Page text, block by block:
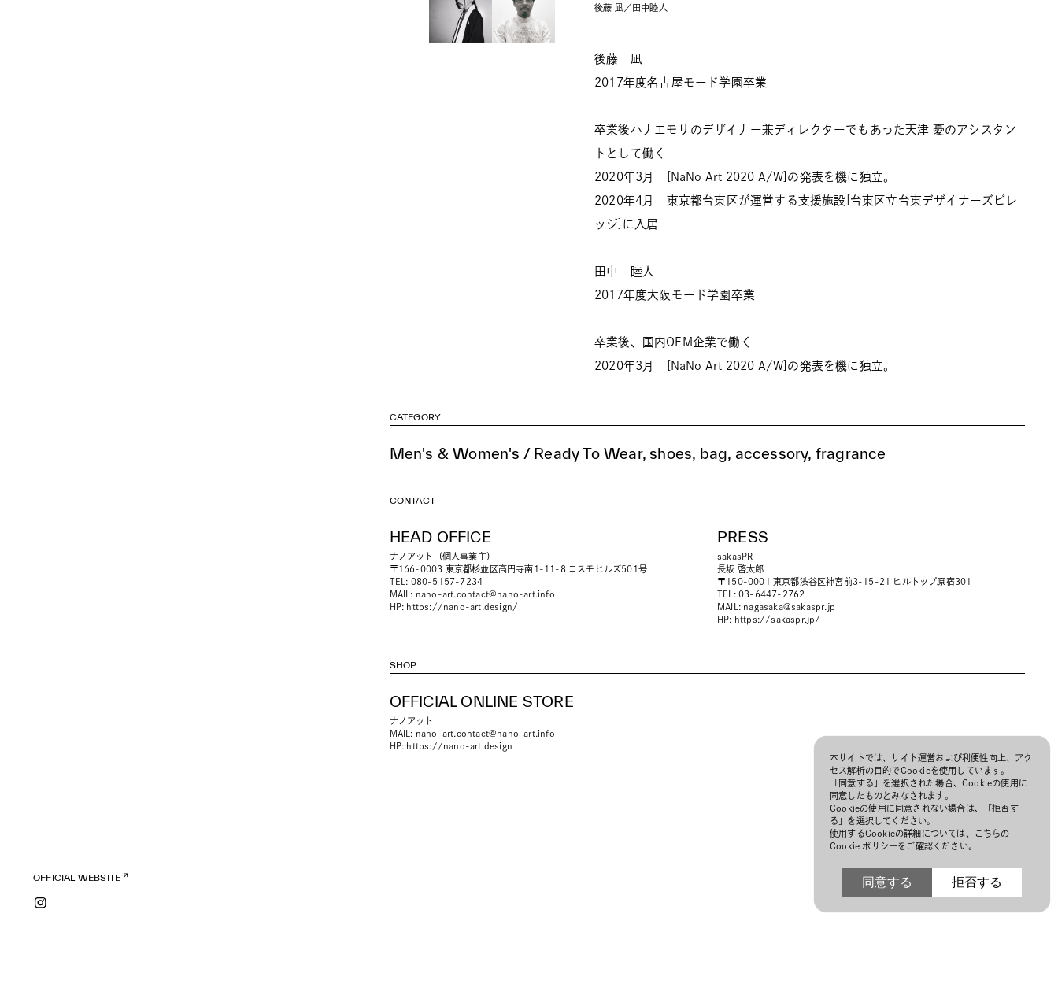
OFFICIAL WEBSITE
後藤 凪／田中睦人
後藤 凪
2017年度名古屋モード学園卒業
卒業後ハナエモリのデザイナー兼ディレクターでもあった天津 憂のアシスタン
トとして働く
2020年3月 [NaNo Art 2020 A/W]の発表を機に独立。
2020年4月 東京都台東区が運営する支援施設[台東区立台東デザイナーズビレ
ッジ]に入居
田中 睦人
2017年度大阪モード学園卒業
卒業後、国内OEM企業で働く
2020年3月 [NaNo Art 2020 A/W]の発表を機に独立。
CATEGORY
Men's & Women's / Ready To Wear, shoes, bag, accessory, fragrance
CONTACT
HEAD OFFICE
ナノアット（個人事業主）
〒166-0003 東京都杉並区高円寺南1-11-8 コスモヒルズ501号
TEL: 080-5157-7234
MAIL: nano-art.contact@nano-art.info
HP: https://nano-art.design/
PRESS
sakasPR
長坂 啓太郎
〒150-0001 東京都渋谷区神宮前3-15-21 ヒルトップ原宿301
TEL: 03-6447-2762
MAIL: nagasaka@sakaspr.jp
HP: https://sakaspr.jp/
SHOP
OFFICIAL ONLINE STORE
ナノアット
MAIL: nano-art.contact@nano-art.info
HP: https://nano-art.design
本サイトでは、サイト運営および利便性向上、アク
セス解析の目的でCookieを使用しています。
「同意する」を選択された場合、Cookieの使用に
同意したものとみなされます。
Cookieの使用に同意されない場合は、「拒否す
る」を選択してください。
使用するCookieの詳細については、
こちらの
Cookie ポリシーをご確認ください。
同意する 拒否する